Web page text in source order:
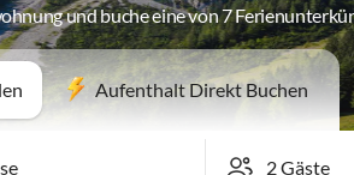
und buche eine von 7
Aufenthalt Direkt Buchen